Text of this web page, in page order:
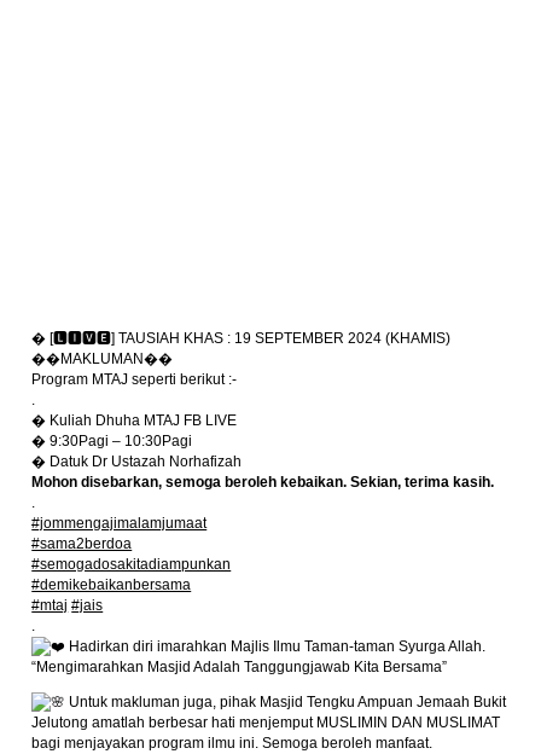
� [🅻🅸🆅🅴] TAUSIAH KHAS : 19 SEPTEMBER 2024 (KHAMIS)
��MAKLUMAN��
Program MTAJ seperti berikut :-
.
� Kuliah Dhuha MTAJ FB LIVE
� 9:30Pagi – 10:30Pagi
� Datuk Dr Ustazah Norhafizah
Mohon disebarkan, semoga beroleh kebaikan. Sekian, terima kasih.
.
#jommengajimalamjumaat
#sama2berdoa
#semogadosakitadiampunkan
#demikebaikanbersama
#mtaj #jais
.
Hadirkan diri imarahkan Majlis Ilmu Taman-taman Syurga Allah.
“Mengimarahkan Masjid Adalah Tanggungjawab Kita Bersama”
Untuk makluman juga, pihak Masjid Tengku Ampuan Jemaah Bukit
Jelutong amatlah berbesar hati menjemput MUSLIMIN DAN MUSLIMAT
bagi menjayakan program ilmu ini. Semoga beroleh manfaat.